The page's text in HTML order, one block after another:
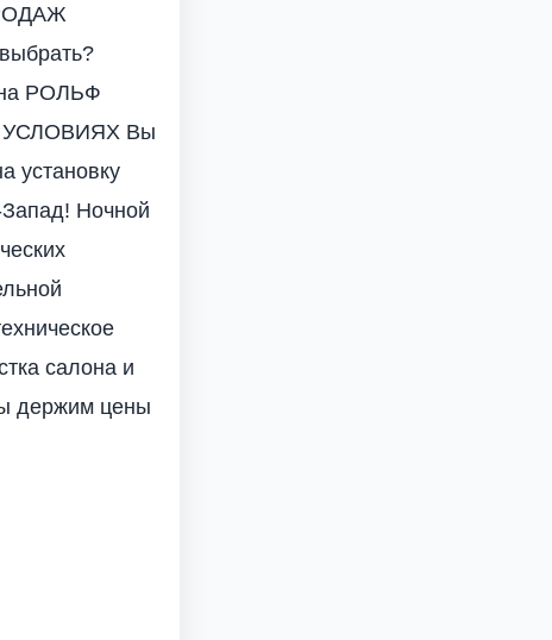
на РОЛЬФ
Вы
установку
Ночной
салона и
держим цены